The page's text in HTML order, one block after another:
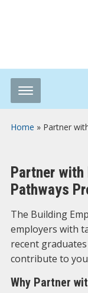
Home » Partner
Partner with
Pathways
The Building
employers with
recent
contribute to
Why Partner